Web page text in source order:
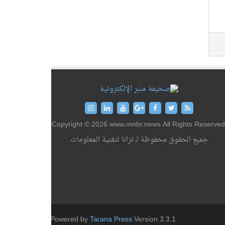
Copyright © 2026 www.mnbr.news All Rights
جميع الحقوق محفوظة لـ ترانا لتقنية المعلومات
Powered byTarana PressVersion 3.3.1